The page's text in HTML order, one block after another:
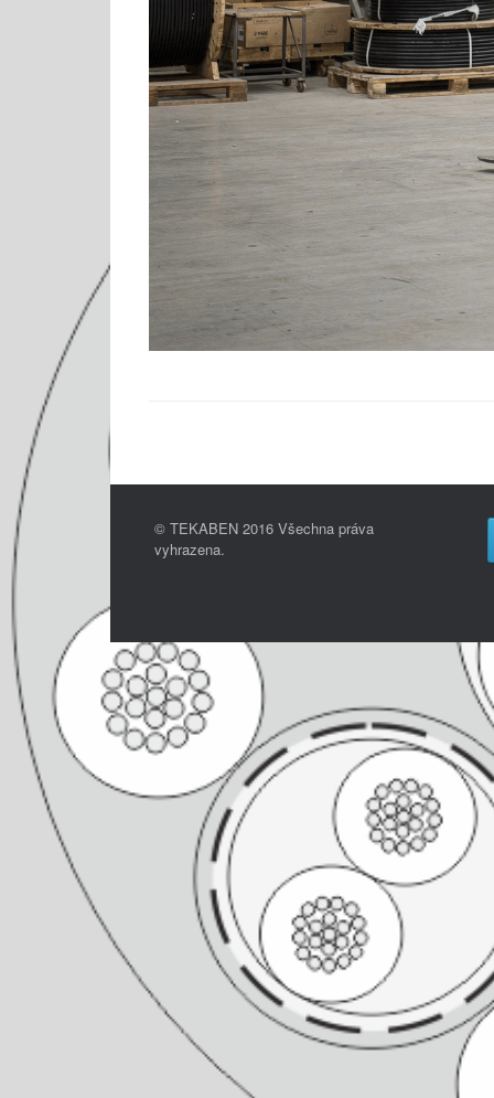
© TEKABEN 2016 Všechna práva
vyhrazena.